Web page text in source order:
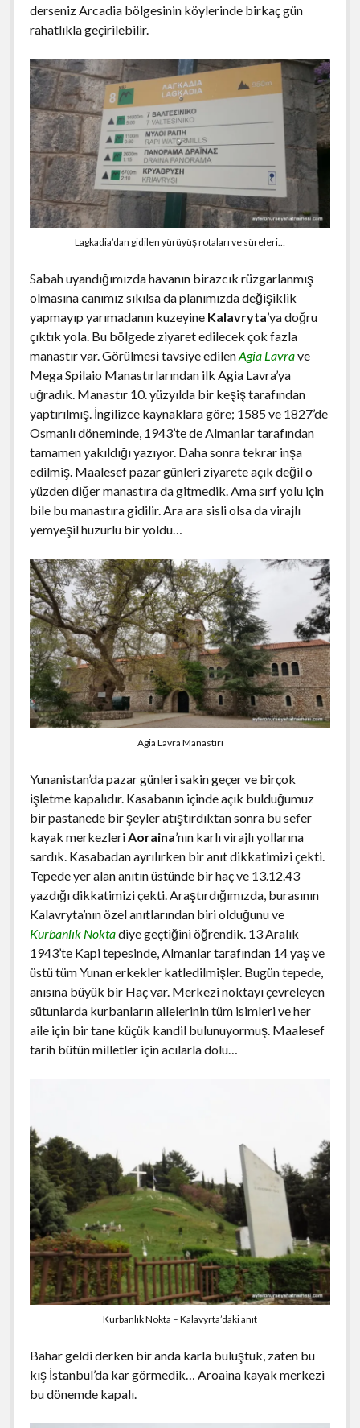
derseniz Arcadia bölgesinin köylerinde birkaç gün
rahatlıkla geçirilebilir.
Lagkadia’dan gidilen yürüyüş rotaları ve süreleri…
Sabah uyandığımızda havanın birazcık rüzgarlanmış
olmasına canımız sıkılsa da planımızda değişiklik
yapmayıp yarımadanın kuzeyine Kalavryta’ya doğru
çıktık yola. Bu bölgede ziyaret edilecek çok fazla
manastır var. Görülmesi tavsiye edilenAgia Lavrave
Mega Spilaio Manastırlarından ilk Agia Lavra’ya
uğradık. Manastır 10. yüzyılda bir keşiş tarafından
yaptırılmış. İngilizce kaynaklara göre; 1585 ve 1827’de
Osmanlı döneminde, 1943’te de Almanlar tarafından
tamamen yakıldığı yazıyor. Daha sonra tekrar inşa
edilmiş. Maalesef pazar günleri ziyarete açık değil o
yüzden diğer manastıra da gitmedik. Ama sırf yolu için
bile bu manastıra gidilir. Ara ara sisli olsa da virajlı
yemyeşil huzurlu bir yoldu…
Agia Lavra Manastırı
Yunanistan’da pazar günleri sakin geçer ve birçok
işletme kapalıdır. Kasabanın içinde açık bulduğumuz
bir pastanede bir şeyler atıştırdıktan sonra bu sefer
kayak merkezleriAoraina’nın karlı virajlı yollarına
sardık. Kasabadan ayrılırken bir anıt dikkatimizi çekti.
Tepede yer alan anıtın üstünde bir haç ve 13.12.43
yazdığı dikkatimizi çekti. Araştırdığımızda, burasının
Kalavryta’nın özel anıtlarından biri olduğunu ve
Kurbanlık Noktadiye geçtiğini öğrendik. 13 Aralık
1943’te Kapi tepesinde, Almanlar ​​tarafından 14 yaş ve
üstü tüm Yunan erkekler katledilmişler. Bugün tepede,
anısına büyük bir Haç var. Merkezi noktayı çevreleyen
sütunlarda kurbanların ailelerinin tüm isimleri ve her
aile için bir tane küçük kandil bulunuyormuş. Maalesef
tarih bütün milletler için acılarla dolu…
Kurbanlık Nokta – Kalavyrta’daki anıt
Bahar geldi derken bir anda karla buluştuk, zaten bu
kış İstanbul’da kar görmedik… Aroaina kayak merkezi
bu dönemde kapalı.